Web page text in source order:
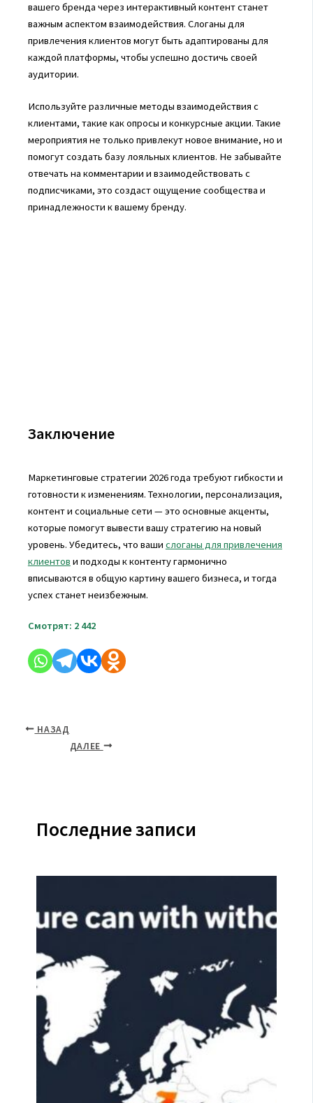
вашего бренда через интерактивный контент станет
важным аспектом взаимодействия. Слоганы для
привлечения клиентов могут быть адаптированы для
каждой платформы, чтобы успешно достичь своей
аудитории.
Используйте различные методы взаимодействия с
клиентами, такие как опросы и конкурсные акции. Такие
мероприятия не только привлекут новое внимание, но и
помогут создать базу лояльных клиентов. Не забывайте
отвечать на комментарии и взаимодействовать с
подписчиками, это создаст ощущение сообщества и
принадлежности к вашему бренду.
Заключение
Маркетинговые стратегии 2026 года требуют гибкости и
готовности к изменениям. Технологии, персонализация,
контент и социальные сети — это основные акценты,
которые помогут вывести вашу стратегию на новый
уровень. Убедитесь, что ваши слоганы для привлечения
клиентов и подходы к контенту гармонично
вписываются в общую картину вашего бизнеса, и тогда
успех станет неизбежным.
Смотрят: 2 442
НАЗАД
ДАЛЕЕ
Последние записи